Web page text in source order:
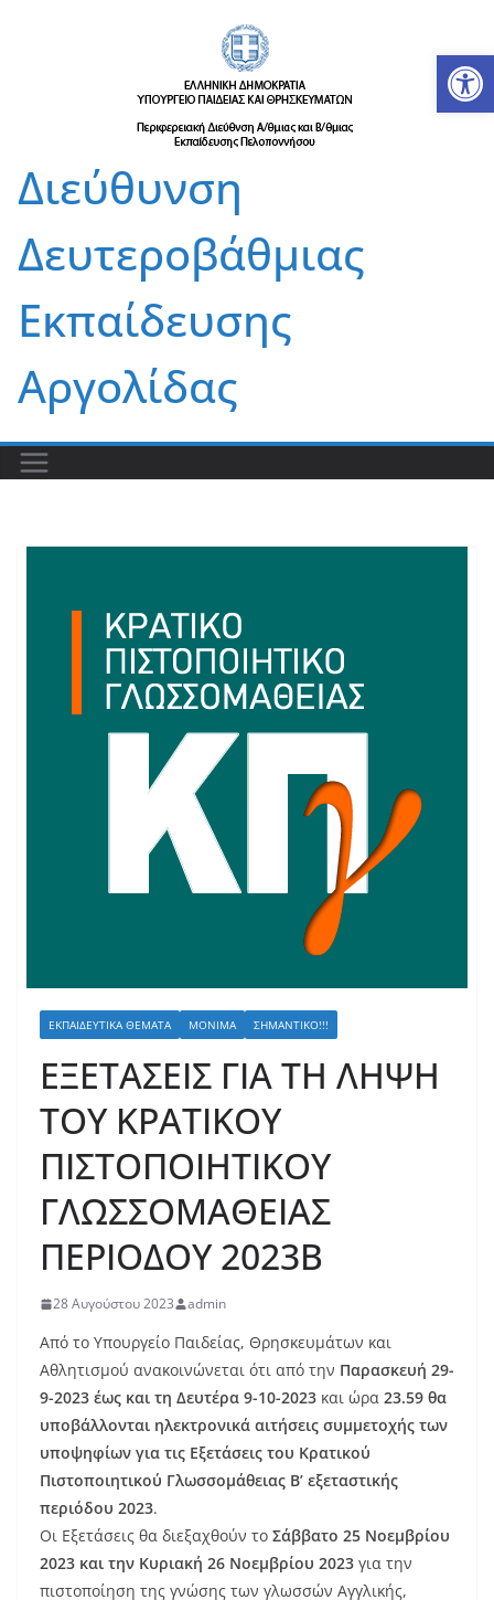
Διεύθυνση
Δευτεροβάθμιας
Εκπαίδευσης
Αργολίδας
ΕΚΠΑΙΔΕΥΤΙΚΆ ΘΈΜΑΤΑ ΜΌΝΙΜΑ ΣΗΜΑΝΤΙΚΌ!!!
ΕΞΕΤΑΣΕΙΣ ΓΙΑ ΤΗ ΛΗΨΗ
ΤΟΥ ΚΡΑΤΙΚΟΥ
ΠΙΣΤΟΠΟΙΗΤΙΚΟΥ
ΓΛΩΣΣΟΜΑΘΕΙΑΣ
ΠΕΡΙΟΔΟΥ 2023Β
28 Αυγούστου 2023 admin
Από το Υπουργείο Παιδείας, Θρησκευμάτων και
Αθλητισμού ανακοινώνεται ότι από την Παρασκευή 29-
9-2023 έως και τη Δευτέρα 9-10-2023 και ώρα 23.59 θα
υποβάλλονται ηλεκτρονικά αιτήσεις συμμετοχής των
υποψηφίων για τις Εξετάσεις του Κρατικού
Πιστοποιητικού Γλωσσομάθειας Β’ εξεταστικής
περιόδου 2023.
Οι Εξετάσεις θα διεξαχθούν το Σάββατο 25 Νοεμβρίου
2023 και την Κυριακή 26 Νοεμβρίου 2023 για την
πιστοποίηση της γνώσης των γλωσσών Αγγλικής,